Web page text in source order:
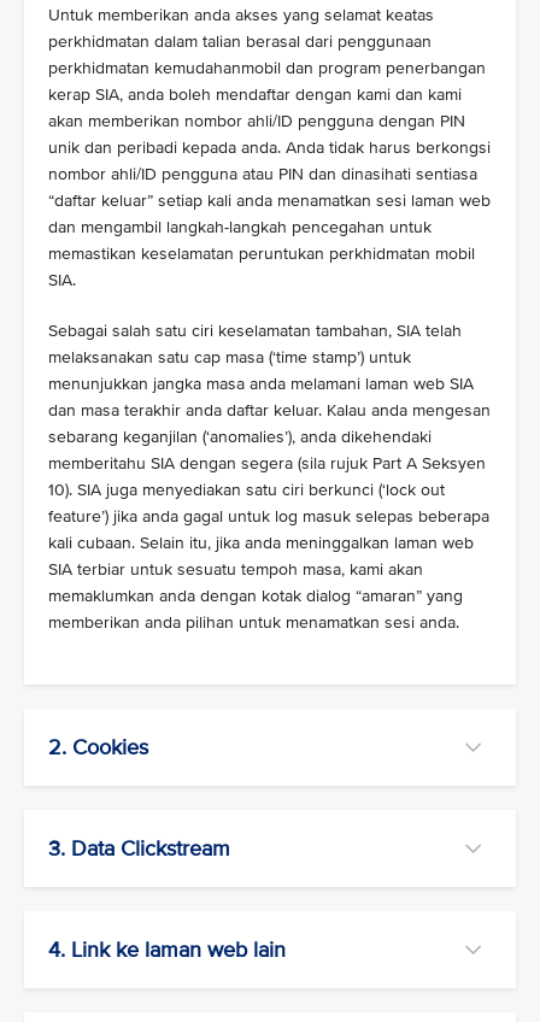
Untuk memberikan anda akses yang selamat keatas
perkhidmatan dalam talian berasal dari penggunaan
perkhidmatan kemudahanmobil dan program penerbangan
kerap SIA, anda boleh mendaftar dengan kami dan kami
akan memberikan nombor ahli/ID pengguna dengan PIN
unik dan peribadi kepada anda. Anda tidak harus berkongsi
nombor ahli/ID pengguna atau PIN dan dinasihati sentiasa
“daftar keluar” setiap kali anda menamatkan sesi laman web
dan mengambil langkah-langkah pencegahan untuk
memastikan keselamatan peruntukan perkhidmatan mobil
SIA.
Sebagai salah satu ciri keselamatan tambahan, SIA telah
melaksanakan satu cap masa (‘time stamp’) untuk
menunjukkan jangka masa anda melamani laman web SIA
dan masa terakhir anda daftar keluar. Kalau anda mengesan
sebarang keganjilan (‘anomalies’), anda dikehendaki
memberitahu SIA dengan segera (sila rujuk Part A Seksyen
10). SIA juga menyediakan satu ciri berkunci (‘lock out
feature’) jika anda gagal untuk log masuk selepas beberapa
kali cubaan. Selain itu, jika anda meninggalkan laman web
SIA terbiar untuk sesuatu tempoh masa, kami akan
memaklumkan anda dengan kotak dialog “amaran” yang
memberikan anda pilihan untuk menamatkan sesi anda.
2. Cookies
3. Data Clickstream
4. Link ke laman web lain